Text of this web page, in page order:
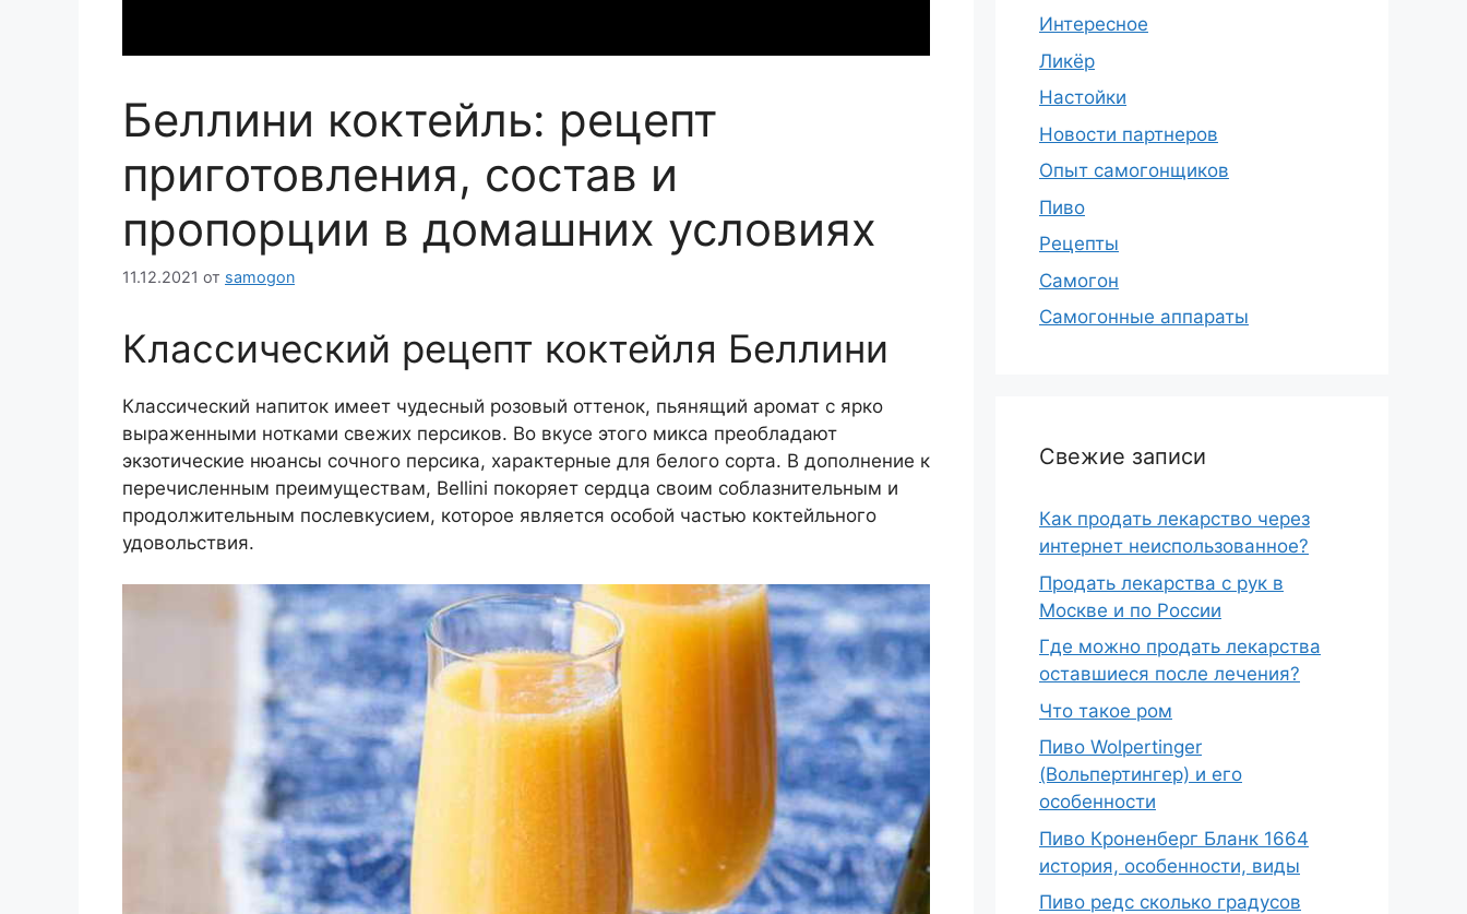
Беллини коктейль: рецепт
приготовления, состав и
пропорции в домашних условиях
11.12.2021 от samogon
Классический рецепт коктейля Беллини
Классический напиток имеет чудесный розовый оттенок, пьянящий аромат с ярко
выраженными нотками свежих персиков. Во вкусе этого микса преобладают
экзотические нюансы сочного персика, характерные для белого сорта. В дополнение к
перечисленным преимуществам, Bellini покоряет сердца своим соблазнительным и
продолжительным послевкусием, которое является особой частью коктейльного
удовольствия.
Интересное
Ликёр
Настойки
Новости партнеров
Опыт самогонщиков
Пиво
Рецепты
Самогон
Самогонные аппараты
Свежие записи
Как продать лекарство через
интернет неиспользованное?
Продать лекарства с рук в
Москве и по России
Где можно продать лекарства
оставшиеся после лечения?
Что такое ром
Пиво Wolpertinger
(Вольпертингер) и его
особенности
Пиво Кроненберг Бланк 1664
история, особенности, виды
Пиво редс сколько градусов